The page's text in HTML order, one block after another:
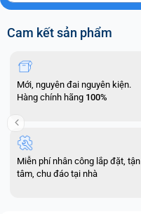
Cam kết sản phẩm
Mới, nguyên đai nguyên kiện.
Hàng chính hãng 100%
Miễn phí nhân công lắp đặt, tận
tâm, chu đáo tại nhà